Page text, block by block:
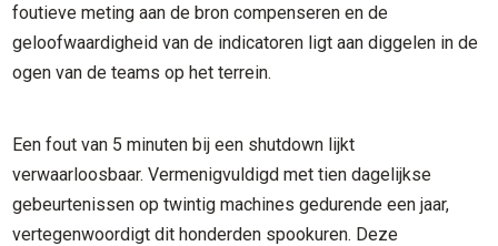
foutieve meting aan de bron compenseren en de
geloofwaardigheid van de indicatoren ligt aan diggelen in de
ogen van de teams op het terrein.
Een fout van 5 minuten bij een shutdown lijkt
verwaarloosbaar. Vermenigvuldigd met tien dagelijkse
gebeurtenissen op twintig machines gedurende een jaar,
vertegenwoordigt dit honderden spookuren. Deze